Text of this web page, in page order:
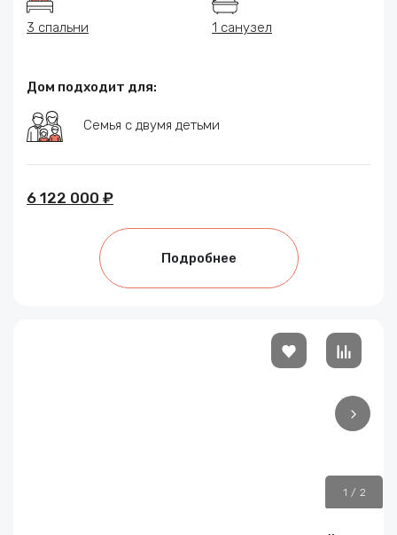
3 спальни 1 санузел
Дом подходит для:
Семья с двумя детьми
6 122 000 ₽
Подробнее
1 / 2